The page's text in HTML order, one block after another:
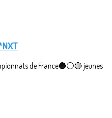
de France🔵⚪🔴 jeunes